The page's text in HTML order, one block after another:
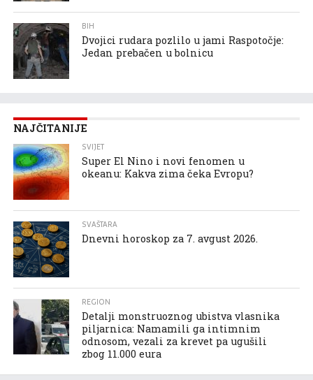
BIH
Dvojici rudara pozlilo u jami Raspotočje:
Jedan prebačen u bolnicu
NAJČITANIJE
SVIJET
Super El Nino i novi fenomen u
okeanu: Kakva zima čeka Evropu?
SVAŠTARA
Dnevni horoskop za 7. avgust 2026.
REGION
Detalji monstruoznog ubistva vlasnika
piljarnica: Namamili ga intimnim
odnosom, vezali za krevet pa ugušili
zbog 11.000 eura